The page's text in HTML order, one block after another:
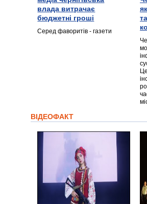
влада витрачає
бюджетні гроші
Серед фаворитів - газети
ВІДЕОФАКТ